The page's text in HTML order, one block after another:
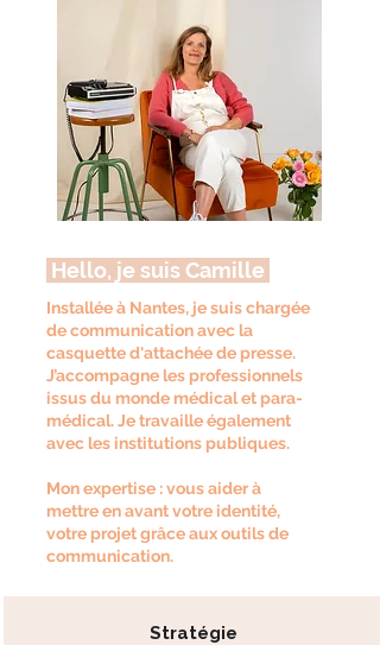
Hello, je suis Camille
Installée à Nantes, je suis chargée
de communication avec la
casquette d'attachée de presse.
J’accompagne les professionnels
issus du monde médical et para-
médical. Je travaille également
avec les institutions publiques.
Mon expertise : vous aider à
mettre en avant votre identité,
votre projet grâce aux outils de
communication.
Stratégie